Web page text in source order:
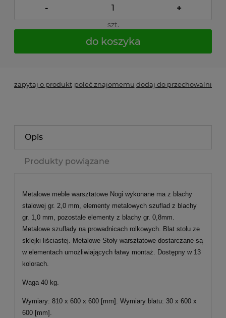
- +
szt.
do koszyka
zapytaj o produkt poleć znajomemu dodaj do przechowalni
Opis
Produkty powiązane
Metalowe meble warsztatowe Nogi wykonane ma z blachy
stalowej gr. 2,0 mm, elementy metalowych szuflad z blachy
gr. 1,0 mm, pozostałe elementy z blachy gr. 0,8mm.
Metalowe szuflady na prowadnicach rolkowych. Blat stołu ze
sklejki liściastej. Metalowe Stoły warsztatowe dostarczane są
w elementach umożliwiających łatwy montaż. Dostępny w 13
kolorach.
Waga 40 kg.
Wymiary: 810 x 600 x 600 [mm]. Wymiary blatu: 30 x 600 x
600 [mm].